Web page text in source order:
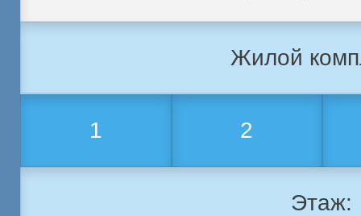
Жилой
1 2
Этаж: